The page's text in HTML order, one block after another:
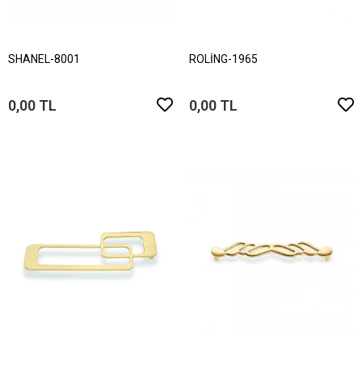
SHANEL-8001
0,00 TL
ROLİNG-1965
0,00 TL